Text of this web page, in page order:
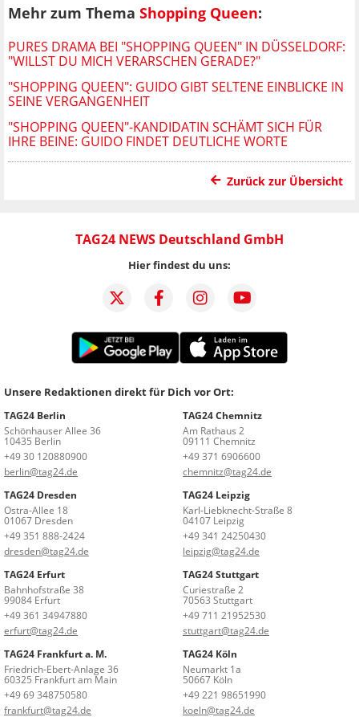
Mehr zum Thema Shopping Queen:
PURES DRAMA BEI "SHOPPING QUEEN" IN DÜSSELDORF:
"WILLST DU MICH VERARSCHEN GERADE?"
"SHOPPING QUEEN": GUIDO GIBT SELTENE EINBLICKE IN
SEINE VERGANGENHEIT
"SHOPPING QUEEN"-KANDIDATIN SCHÄMT SICH FÜR
IHRE BEINE: GUIDO FINDET DEUTLICHE WORTE
Zurück zur Übersicht
TAG24 NEWS Deutschland GmbH
Hier findest du uns:
Unsere Redaktionen direkt für Dich vor Ort:
TAG24 Berlin
Schönhauser Allee 36
10435 Berlin
+49 30 120880900
berlin@tag24.de
TAG24 Chemnitz
Am Rathaus 2
09111 Chemnitz
+49 371 6906600
chemnitz@tag24.de
TAG24 Dresden
Ostra-Allee 18
01067 Dresden
+49 351 888-2424
dresden@tag24.de
TAG24 Leipzig
Karl-Liebknecht-Straße 8
04107 Leipzig
+49 341 24250430
leipzig@tag24.de
TAG24 Erfurt
Bahnhofstraße 38
99084 Erfurt
+49 361 34947880
erfurt@tag24.de
TAG24 Stuttgart
Curiestraße 2
70563 Stuttgart
+49 711 21952530
stuttgart@tag24.de
TAG24 Frankfurt a. M.
Friedrich-Ebert-Anlage 36
60325 Frankfurt am Main
+49 69 348750580
frankfurt@tag24.de
TAG24 Köln
Neumarkt 1a
50667 Köln
+49 221 98651990
koeln@tag24.de